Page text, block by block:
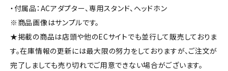
・付属品：ACアダプター、専用スタンド、ヘッドホン
※商品画像はサンプルです。
★掲載の商品は店頭や他のECサイトでも並行して販売しておりま
す。在庫情報の更新には最大限の努力をしておりますが、ご注文が
完了しましても売り切れでご用意できない場合がございます。